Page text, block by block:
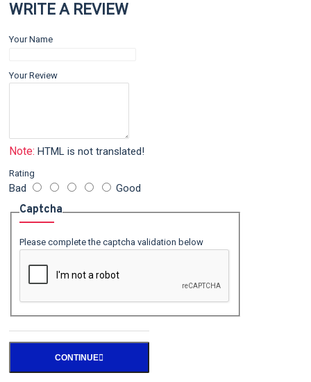
WRITE A REVIEW
Your Name
Your Review
Note: HTML is not translated!
Rating
Bad Good
Captcha
Please complete the captcha validation below
CONTINUE